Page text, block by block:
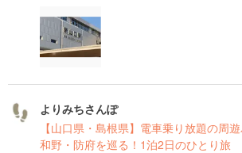
よりみちさんぽ
【山口県・島根県】電車乗り放題の周
和野・防府を巡る！1泊2日のひとり旅